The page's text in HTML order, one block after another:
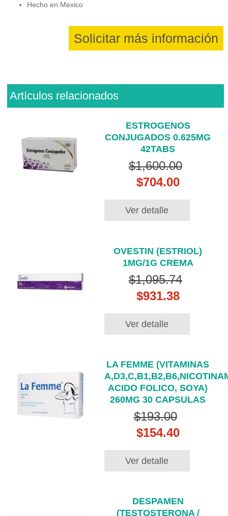
Hecho en:Mexico
Solicitar más información
Artículos relacionados
ESTROGENOS
CONJUGADOS 0.625MG
42TABS
$1,600.00
$704.00
Ver detalle
OVESTIN (ESTRIOL)
1MG/1G CREMA
$1,095.74
$931.38
Ver detalle
LA FEMME (VITAMINAS
ACIDO FOLICO, SOYA)
260MG 30 CAPSULAS
$193.00
$154.40
Ver detalle
DESPAMEN
(TESTOSTERONA /